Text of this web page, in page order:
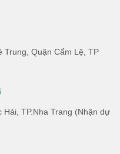
Trung, Quận Cẩm Lệ, TP
TP.Nha Trang (Nhận dự